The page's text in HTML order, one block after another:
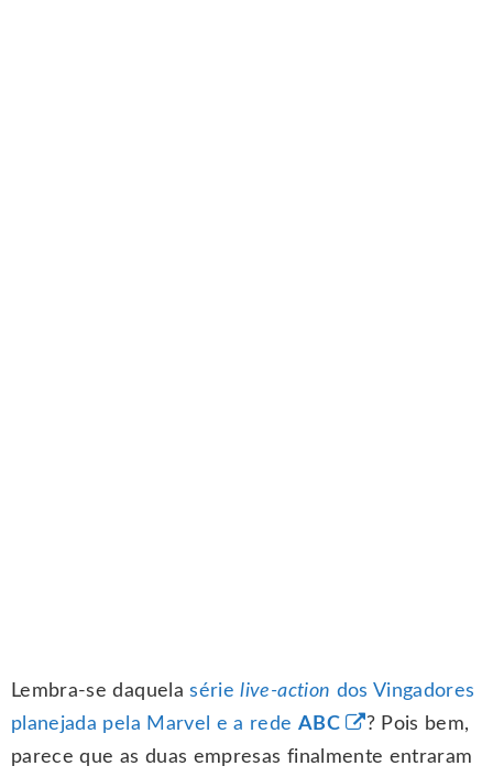
Lembra-se daquelasérielive-action dos Vingadores
planejada pela Marvel e a rede ABC
? Pois bem,
parece que as duas empresas finalmente entraram